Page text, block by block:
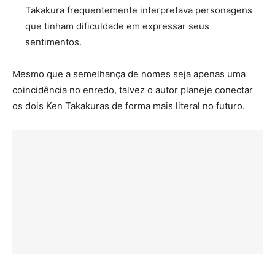
Takakura frequentemente interpretava personagens
que tinham dificuldade em expressar seus
sentimentos.
Mesmo que a semelhança de nomes seja apenas uma
coincidência no enredo, talvez o autor planeje conectar
os dois Ken Takakuras de forma mais literal no futuro.